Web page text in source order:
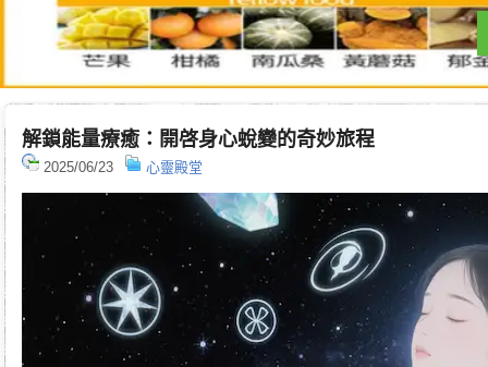
解鎖能量療癒：開啓身心蛻變的奇妙旅程
2025/06/23 心靈殿堂